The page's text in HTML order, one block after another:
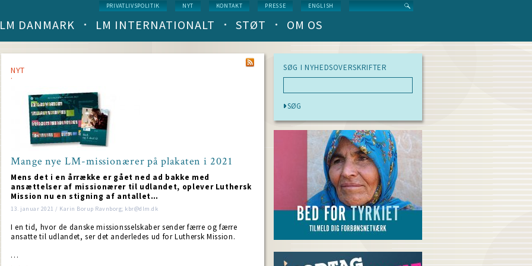
Service
menu
PRIVATLIVSPOLITIK NYT KONTAKT PRESSE ENGLISH
Main
(level
1)
LM DANMARK LM INTERNATIONALT STØT OM OS
NYT
Mange nye LM-missionærer på plakaten i 2021
Mens det i en årrække er gået ned ad bakke med
ansættelser af missionærer til udlandet, oplever Luthersk
Mission nu en stigning af antallet…
13. januar 2021 / Karin Borup Ravnborg; kbr@dlm.dk
I en tid, hvor de danske missionsselskaber sender færre og færre
ansatte til udlandet, ser det anderledes ud for Luthersk Mission.
…
SØG I NYHEDSOVERSKRIFTER